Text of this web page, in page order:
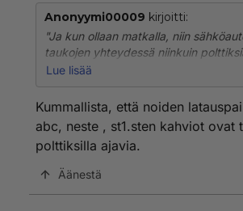
Anonyymi00009 kirjoitti:
"Ja kun ollaan matkalla, niin
taukojen yhteydessä niinkuin
pienemmällä vaivalla. Normaali tauko
Normaali tauko on alle 5 minuuttia.
mennään vain vessaan eikä osteta
mitään.
"jos ei jo ole juomassa kahviaan, niin
kantamassa sitä pöytään"
Lue lisää
Kummallista, että noiden
abc, neste , st1.sten kahviot ovat
polttiksilla ajavia.
Äänestä